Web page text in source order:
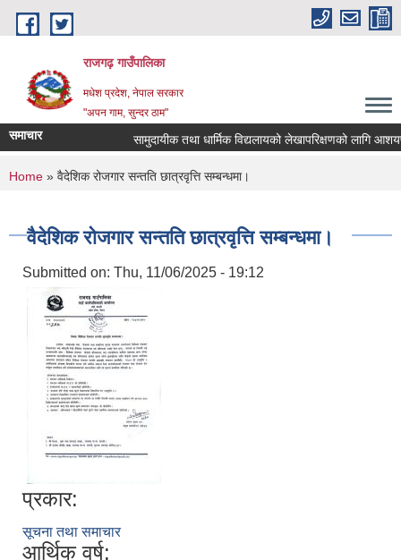
Skip to main content
राजगढ़ गाउँपालिका
मधेश प्रदेश, नेपाल सरकार
"अपन गाम, सुन्दर ठाम"
समाचार सामुदायीक तथा धार्मिक विद्यलायको लेखापरिक्षणको लागि
You are here
Home » वैदेशिक रोजगार सन्तति छात्रवृत्ति सम्बन्धमा।
वैदेशिक रोजगार सन्तति छात्रवृत्ति सम्बन्धमा।
Submitted on: Thu, 11/06/2025 - 19:12
प्रकार:
सूचना तथा समाचार
आर्थिक वर्ष: